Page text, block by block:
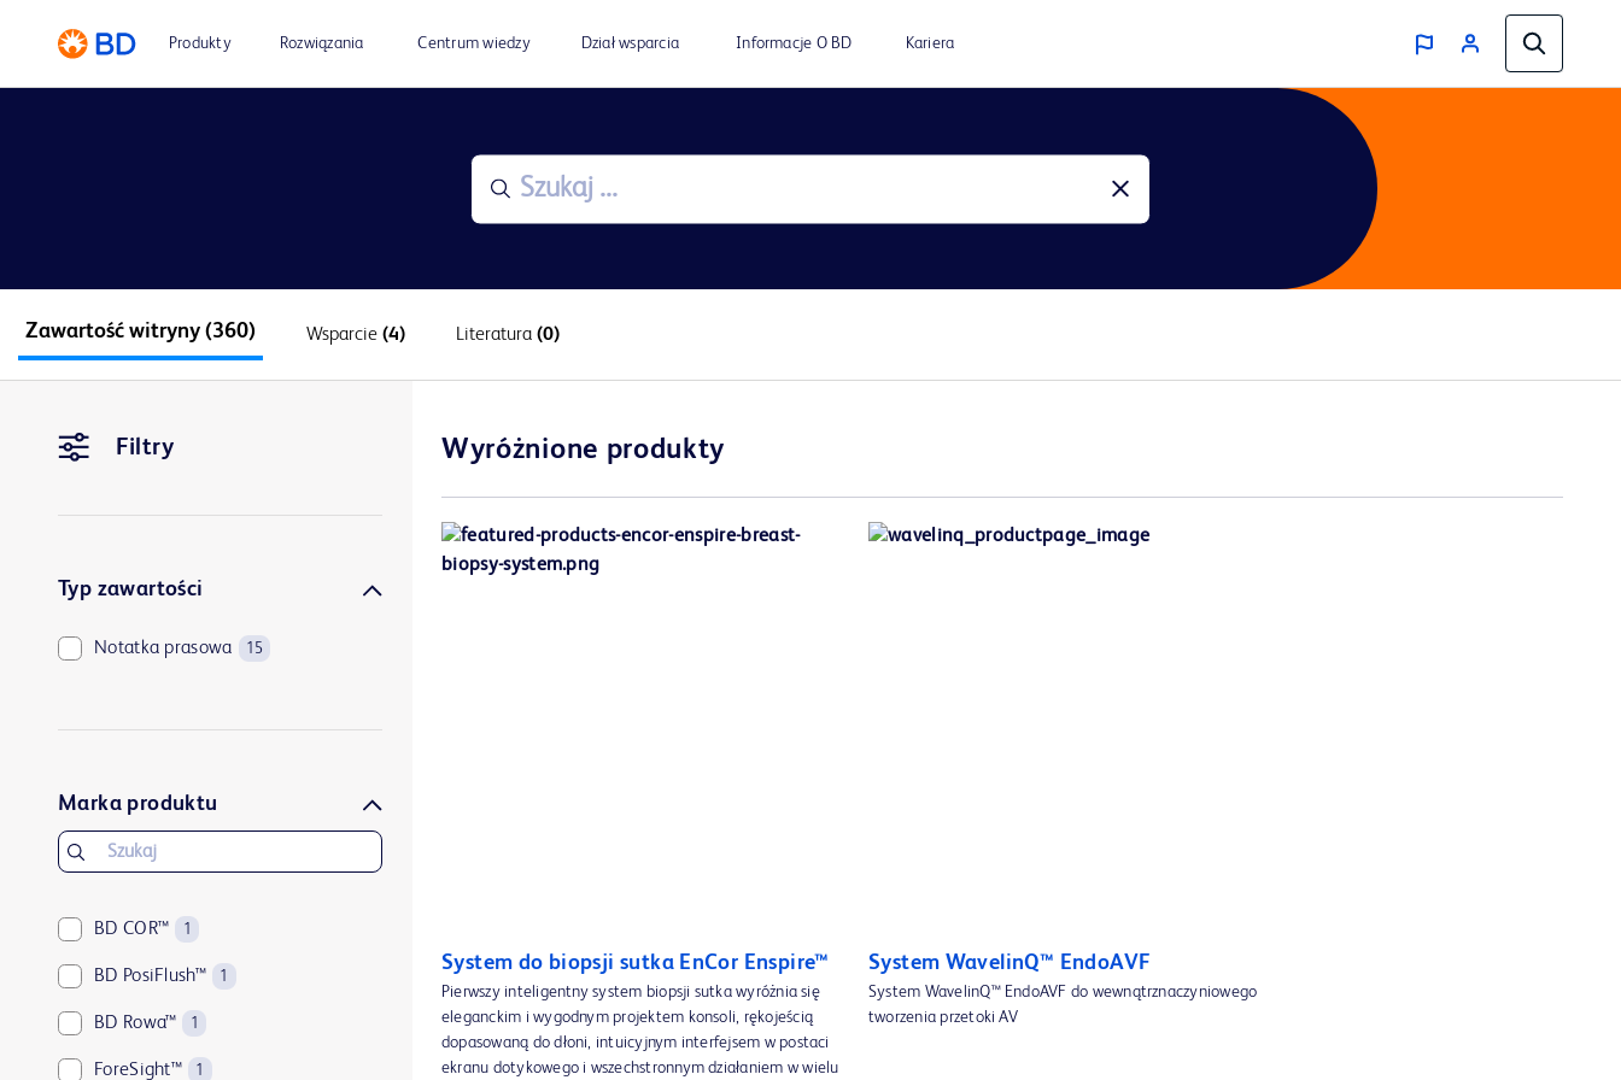
Produkty Rozwiązania Centrum wiedzy Dział wsparcia Informacje O BD Kariera
Zawartość witryny (360) Wsparcie (4) Literatura (0)
Filtry
Typ zawartości
Notatka prasowa 15
Marka produktu
BD COR™ 1
BD PosiFlush™ 1
BD Rowa™ 1
ForeSight™ 1
Wyróżnione produkty
System do biopsji sutka EnCor Enspire™
Pierwszy inteligentny system biopsji sutka wyróżnia się
eleganckim i wygodnym projektem konsoli, rękojeścią
dopasowaną do dłoni, intuicyjnym interfejsem w postaci
ekranu dotykowego i wszechstronnym działaniem w wielu
System WavelinQ™ EndoAVF
System WavelinQ™ EndoAVF do wewnątrznaczyniowego
tworzenia przetoki AV